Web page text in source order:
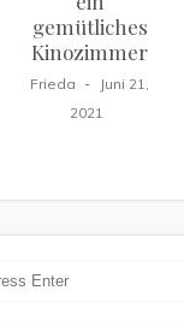
gemütliches
Kinozimmer
Frieda
Juni 21,
2021